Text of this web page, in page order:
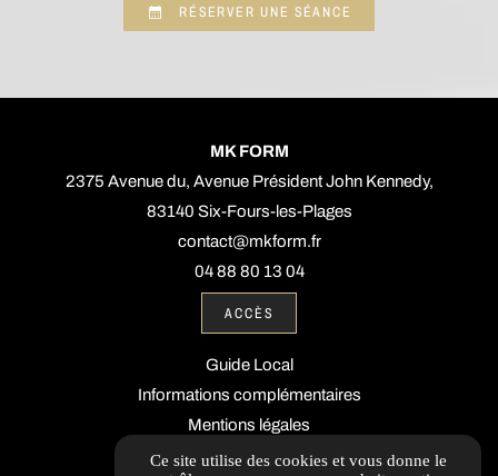
RÉSERVER UNE SÉANCE
MK FORM
2375 Avenue du, Avenue Président John Kennedy,
83140 Six-Fours-les-Plages
contact@mkform.fr
04 88 80 13 04
ACCÈS
Guide Local
Informations complémentaires
Mentions légales
Politique de confidentialité
Ce site utilise des cookies et vous donne le